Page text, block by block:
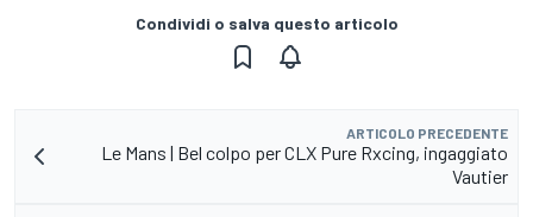
Condividi o salva questo articolo
ARTICOLO PRECEDENTE
Le Mans | Bel colpo per CLX Pure Rxcing, ingaggiato
Vautier